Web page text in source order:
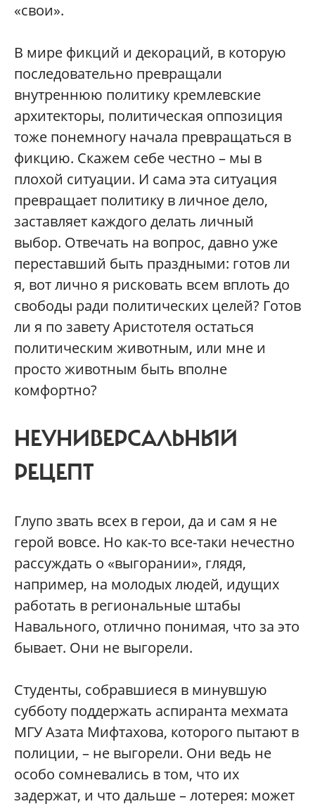
«свои».
В мире фикций и декораций, в которую
последовательно превращали
внутреннюю политику кремлевские
архитекторы, политическая оппозиция
тоже понемногу начала превращаться в
фикцию. Скажем себе честно – мы в
плохой ситуации. И сама эта ситуация
превращает политику в личное дело,
заставляет каждого делать личный
выбор. Отвечать на вопрос, давно уже
переставший быть праздными: готов ли
я, вот лично я рисковать всем вплоть до
свободы ради политических целей? Готов
ли я по завету Аристотеля остаться
политическим животным, или мне и
просто животным быть вполне
комфортно?
НЕУНИВЕРСАЛЬНЫЙ
РЕЦЕПТ
Глупо звать всех в герои, да и сам я не
герой вовсе. Но как-то все-таки нечестно
рассуждать о «выгорании», глядя,
например, на молодых людей, идущих
работать в региональные штабы
Навального, отлично понимая, что за это
бывает. Они не выгорели.
Студенты, собравшиеся в минувшую
субботу поддержать аспиранта мехмата
МГУ Азата Мифтахова, которого пытают в
полиции, – не выгорели. Они ведь не
особо сомневались в том, что их
задержат, и что дальше – лотерея: может